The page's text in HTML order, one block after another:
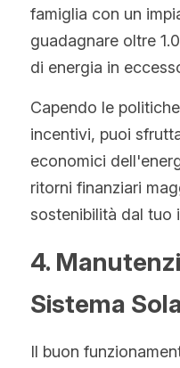
famiglia con un
guadagnare oltre
di energia in
Capendo le
incentivi, puoi
economici
ritorni finanziari
sostenibilità dal tuo
4.
Sistema
Il buon